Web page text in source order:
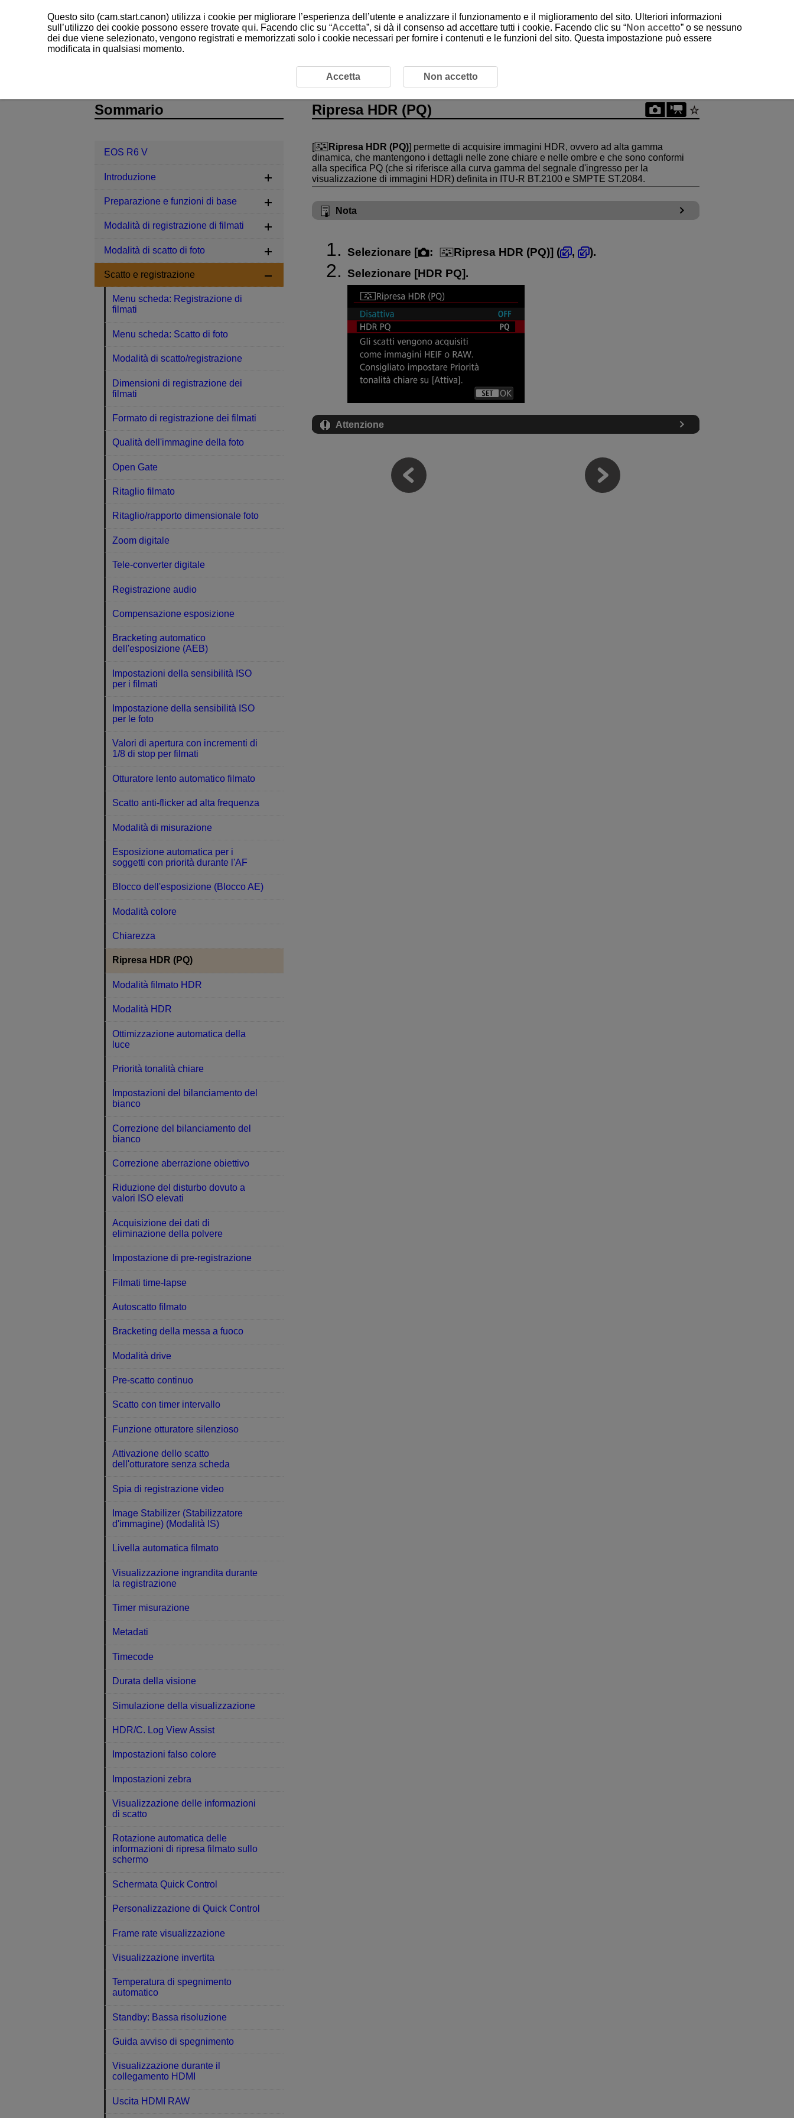
EOS R6 V
Ripresa HDR (PQ)
[ Ripresa HDR (PQ)] permette di acquisire immagini HDR, ovvero ad alta gamma
dinamica, che mantengono i dettagli nelle zone chiare e nelle ombre e che sono conformi
alla specifica PQ (che si riferisce alla curva gamma del segnale d'ingresso per la
visualizzazione di immagini HDR) definita in ITU-R BT.2100 e SMPTE ST.2084.
Nota
Selezionare [ : Ripresa HDR (PQ)] ( ,
).
Selezionare [HDR PQ].
Attenzione
Sommario
EOS R6 V
Introduzione
Preparazione e funzioni di base
Modalità di registrazione di filmati
Modalità di scatto di foto
Scatto e registrazione
Menu scheda: Registrazione di
filmati
Menu scheda: Scatto di foto
Modalità di scatto/registrazione
Dimensioni di registrazione dei
filmati
Formato di registrazione dei filmati
Qualità dell'immagine della foto
Open Gate
Ritaglio filmato
Ritaglio/rapporto dimensionale foto
Zoom digitale
Tele-converter digitale
Registrazione audio
Compensazione esposizione
Bracketing automatico
dell'esposizione (AEB)
Impostazioni della sensibilità ISO
per i filmati
Impostazione della sensibilità ISO
per le foto
Valori di apertura con incrementi di
1/8 di stop per filmati
Otturatore lento automatico filmato
Scatto anti-flicker ad alta frequenza
Modalità di misurazione
Esposizione automatica per i
soggetti con priorità durante l'AF
Blocco dell'esposizione (Blocco AE)
Modalità colore
Chiarezza
Ripresa HDR (PQ)
Modalità filmato HDR
Modalità HDR
Ottimizzazione automatica della
luce
Priorità tonalità chiare
Impostazioni del bilanciamento del
bianco
Correzione del bilanciamento del
bianco
Correzione aberrazione obiettivo
Riduzione del disturbo dovuto a
valori ISO elevati
Acquisizione dei dati di
eliminazione della polvere
Impostazione di pre-registrazione
Filmati time-lapse
Autoscatto filmato
Bracketing della messa a fuoco
Modalità drive
Pre-scatto continuo
Scatto con timer intervallo
Funzione otturatore silenzioso
Attivazione dello scatto
dell'otturatore senza scheda
Spia di registrazione video
Image Stabilizer (Stabilizzatore
d'immagine) (Modalità IS)
Livella automatica filmato
Visualizzazione ingrandita durante
la registrazione
Timer misurazione
Metadati
Timecode
Durata della visione
Simulazione della visualizzazione
HDR/C. Log View Assist
Impostazioni falso colore
Impostazioni zebra
Visualizzazione delle informazioni
di scatto
Rotazione automatica delle
informazioni di ripresa filmato sullo
schermo
Schermata Quick Control
Personalizzazione di Quick Control
Frame rate visualizzazione
Visualizzazione invertita
Temperatura di spegnimento
automatico
Standby: Bassa risoluzione
Guida avviso di spegnimento
Visualizzazione durante il
collegamento HDMI
Uscita HDMI RAW
Questo sito (cam.start.canon) utilizza i cookie per migliorare l’esperienza dell’utente e analizzare il funzionamento e il miglioramento del sito. Ulteriori informazioni
sull’utilizzo dei cookie possono essere trovate qui. Facendo clic su “Accetta”, si dà il consenso ad accettare tutti i cookie. Facendo clic su “Non accetto” o se nessuno
dei due viene selezionato, vengono registrati e memorizzati solo i cookie necessari per fornire i contenuti e le funzioni del sito. Questa impostazione può essere
modificata in qualsiasi momento.
Accetta Non accetto